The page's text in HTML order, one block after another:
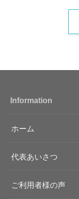
Information
ホーム
代表あいさつ
ご利用者様の声